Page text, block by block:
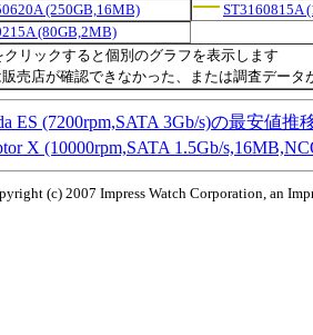
(250GB,16MB)
ST3160815A
(80GB,2MB)
リックすると個別のグラフを表示します
売店が確認できなかった、または調査データ
ES (7200rpm,SATA 3Gb/s)の最安値推
X (10000rpm,SATA 1.5Gb/
(c) 2007 Impress Watch Corporation, an